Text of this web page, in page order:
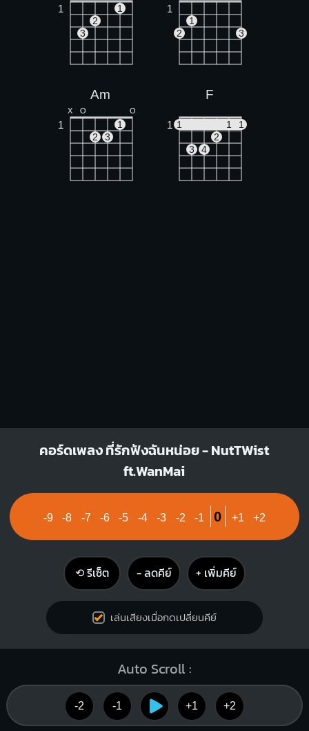
1
1
2
3
1
1
2
3
Am
X O O
1
1
2
3
F
1 1 1
1
2
3
4
คอร์ดเพลง ที่รักฟังฉันหน่อย - NutTWist
ft.WanMai
-9 -8 -7 -6 -5 -4 -3 -2 -1 0 +1 +2
⟲ รีเซ็ต − ลดคีย์ + เพิ่มคีย์
เล่นเสียงเมื่อกดเปลี่ยนคีย์
Auto Scroll :
-2 -1 +1 +2